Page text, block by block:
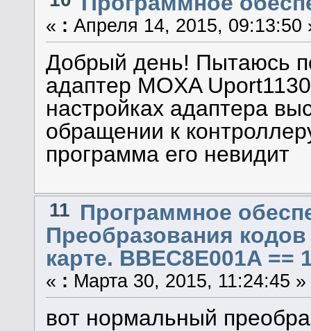
« : Апреля 14, 2015, 09:13:50
Добрый день! Пытаюсь
адаптер MOXA
настройках адаптера
обращении к
программа его невидит
11 Программное
Преобразования
карте. BBEC8E001A ==
« : Марта 30, 2015, 11:24:45 »
вот нормальный